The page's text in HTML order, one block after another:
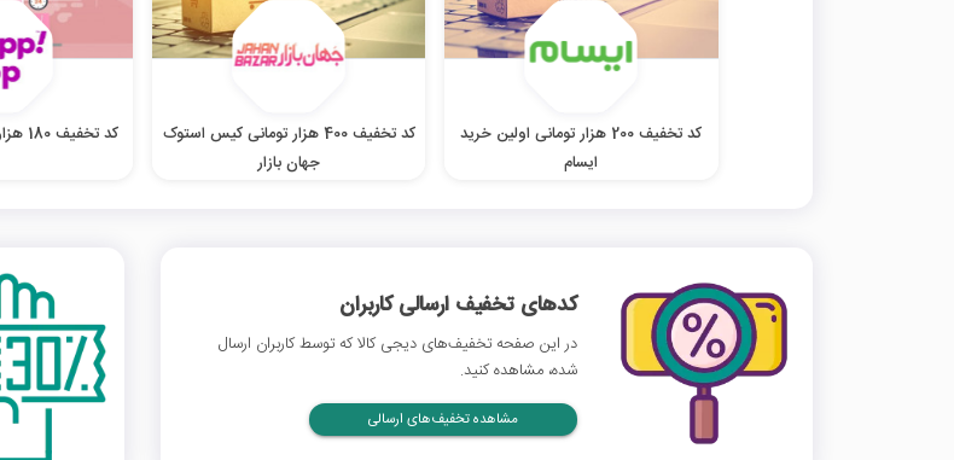
کد تخفیف 200 هزار تومانی اولین خرید
ایسام
کد تخفیف 400 هزار تومانی کیس استوک
جهان بازار
کد تخفیف 180 هزار تومانی اسنپ شاپ
کدهای تخفیف ارسالی کاربران
در این صفحه تخفیف‌های دیجی کالا که توسط کاربران ارسال
شده، مشاهده کنید.
مشاهده تخفیف‌های ارسالی